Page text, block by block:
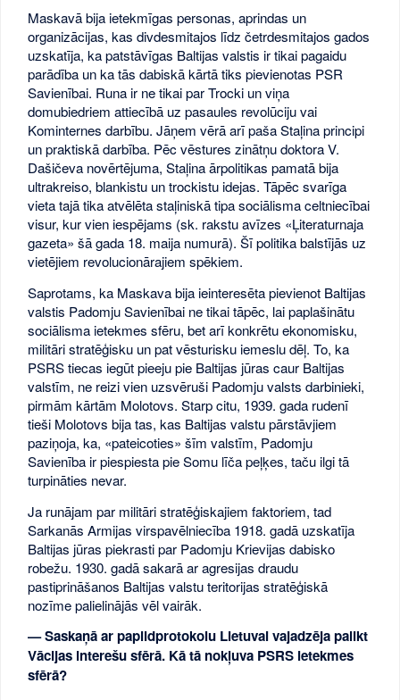
Maskavā bija ietekmīgas personas, aprindas un
organizācijas, kas divdesmitajos līdz četrdesmitajos gados
uzskatīja, ka patstāvīgas Baltijas valstis ir tikai pagaidu
parādība un ka tās dabiskā kārtā tiks pievienotas PSR
Savienībai. Runa ir ne tikai par Trocki un viņa
domubiedriem attiecībā uz pasaules revolūciju vai
Kominternes darbību. Jāņem vērā arī paša Staļina principi
un praktiskā darbība. Pēc vēstures zinātņu doktora V.
Dašičeva novērtējuma, Staļina ārpolitikas pamatā bija
ultrakreiso, blankistu un trockistu idejas. Tāpēc svarīga
vieta tajā tika atvēlēta staļiniskā tipa sociālisma celtniecībai
visur, kur vien iespējams (sk. rakstu avīzes «Ļiteraturnaja
gazeta» šā gada 18. maija numurā). Šī politika balstījās uz
vietējiem revolucionārajiem spēkiem.
Saprotams, ka Maskava bija ieinteresēta pievienot Baltijas
valstis Padomju Savienībai ne tikai tāpēc, lai paplašinātu
sociālisma ietekmes sfēru, bet arī konkrētu ekonomisku,
militāri stratēģisku un pat vēsturisku iemeslu dēļ. To, ka
PSRS tiecas iegūt pieeju pie Baltijas jūras caur Baltijas
valstīm, ne reizi vien uzsvēruši Padomju valsts darbinieki,
pirmām kārtām Molotovs. Starp citu, 1939. gada rudenī
tieši Molotovs bija tas, kas Baltijas valstu pārstāvjiem
paziņoja, ka, «pateicoties» šīm valstīm, Padomju
Savienība ir piespiesta pie Somu līča peļķes, taču ilgi tā
turpināties nevar.
Ja runājam par militāri stratēģiskajiem faktoriem, tad
Sarkanās Armijas virspavēlniecība 1918. gadā uzskatīja
Baltijas jūras piekrasti par Padomju Krievijas dabisko
robežu. 1930. gadā sakarā ar agresijas draudu
pastiprināšanos Baltijas valstu teritorijas stratēģiskā
nozīme palielinājās vēl vairāk.
— Saskaņā ar papildprotokolu Lietuvai vajadzēja palikt
Vācijas interešu sfērā. Kā tā nokļuva PSRS ietekmes
sfērā?